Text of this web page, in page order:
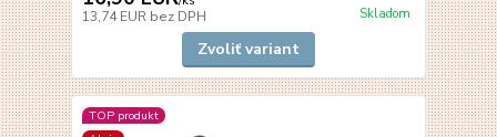
13,74 EUR bez DPH Skladom
Zvoliť variant
TOP produkt